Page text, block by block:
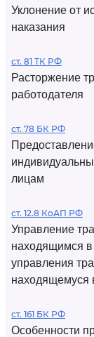
Уклонение от
наказания
ст. 81 ТК РФ
Расторжение
работодателя
ст. 78 БК РФ
лицам
ст. 12.8 КоАП РФ
Управление
находящимся в
управления
находящемуся
ст. 161 БК РФ
Особенности